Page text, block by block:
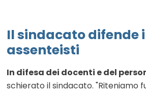
Il sindacato difende
assenteisti
In difesa dei docenti e del
schierato il sindacato. "Riteniamo